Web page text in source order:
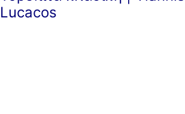
Lucacos